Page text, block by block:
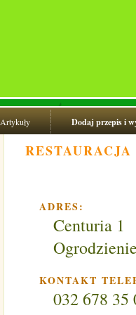
Artykuły Dodaj przepis i
ADRES:
Centuria 1
KONTAKT
032 678 35